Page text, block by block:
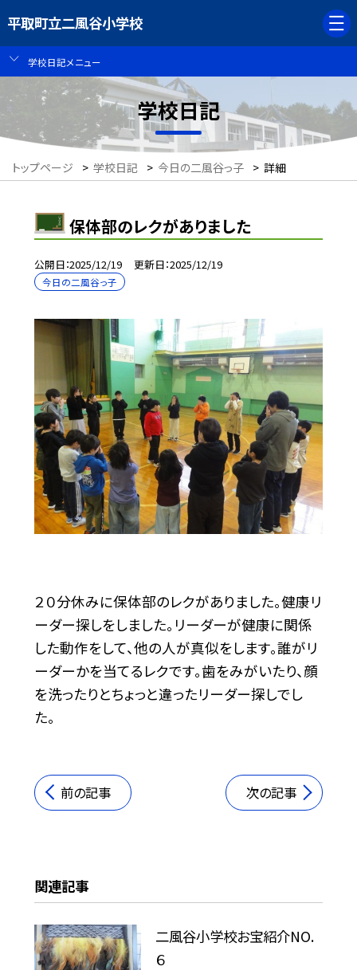
平取町立二風谷小学校
学校日記メニュー
学校日記
トップページ > 学校日記 > 今日の二風谷っ子 > 詳細
保体部のレクがありました
公開日 2025/12/19 更新日 2025/12/19
今日の二風谷っ子
２０分休みに保体部のレクがありました。健康リ
ーダー探しをしました。リーダーが健康に関係
した動作をして、他の人が真似をします。誰がリ
ーダーかを当てるレクです。歯をみがいたり、顔
を洗ったりとちょっと違ったリーダー探しでし
た。
前の記事 次の記事
関連記事
二風谷小学校お宝紹介NO.
６